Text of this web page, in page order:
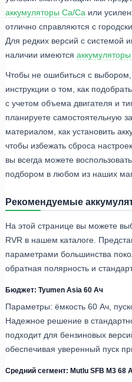
аккумуляторы Ca/Ca или
отлично справляются с
Для редких версий с системой
наличии имеются
Чтобы не ошибиться с
инструкции о том, как
с учетом объема двигателя и
планируете самостоятельную
материалом, как установить
чтобы избежать сброса
вы всегда можете
подбором в любом из наших
Рекомендуемые
На этой странице вы можете
RVR в нашем каталоге.
параметрами большинства
обратная полярность и
Бюджет: Tyumen Asia 60 Ач
Параметры: ёмкость 60 Ач,
Надежное решение в
подходит для бензиновых
обеспечивая уверенный пуск
Средний сегмент: Mutlu SFB M3 68